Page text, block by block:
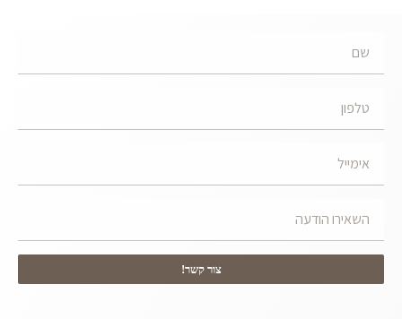
צור קשר!